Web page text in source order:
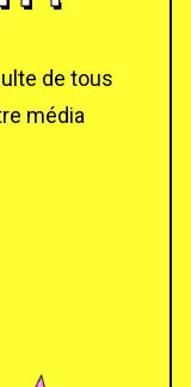
de tous
média